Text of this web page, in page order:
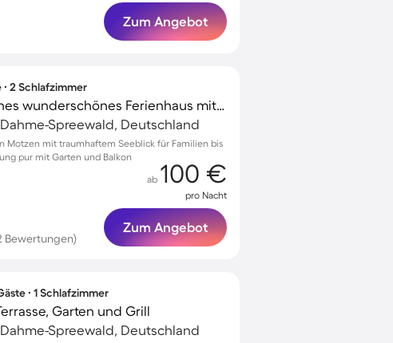
Zum Angebot
∙ 2 Schlafzimmer
Kinderfreundliches wunderschönes Ferienhaus mit Terrasse, Garten und Grill | Naturblick
Spreewald, Deutschland
Motzen mit traumhaftem Seeblick für Familien bis
pur mit Garten und Balkon
Bewertungen)
ab 100 €
pro Nacht
Zum Angebot
∙ 1 Schlafzimmer
Garten und Grill
Spreewald, Deutschland